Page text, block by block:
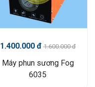
1.400.000 đ1.600.000 đ
Máy phun sương Fog
6035